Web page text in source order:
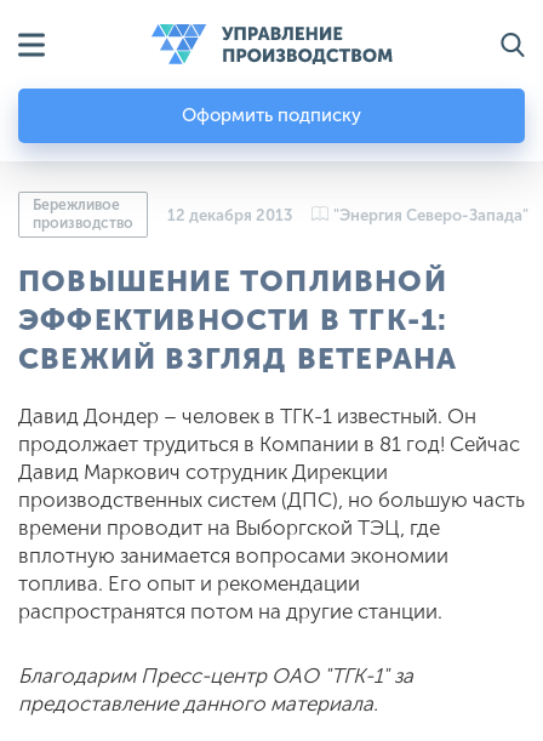
Оформить подписку
Бережливое
производство
12 декабря 2013 "Энергия Северо-Запада"
ПОВЫШЕНИЕ ТОПЛИВНОЙ
ЭФФЕКТИВНОСТИ В ТГК-1:
СВЕЖИЙ ВЗГЛЯД ВЕТЕРАНА
Давид Дондер – человек в ТГК-1 известный. Он
продолжает трудиться в Компании в 81 год! Сейчас
Давид Маркович сотрудник Дирекции
производственных систем (ДПС), но большую часть
времени проводит на Выборгской ТЭЦ, где
вплотную занимается вопросами экономии
топлива. Его опыт и рекомендации
распространятся потом на другие станции.
Благодарим Пресс-центр ОАО "ТГК-1" за
предоставление данного материала.